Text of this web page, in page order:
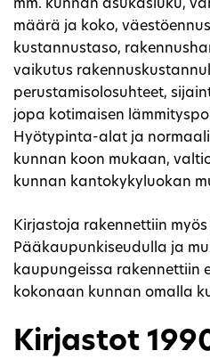
mm. kunnan asukasluku,
määrä ja koko,
kustannustaso,
vaikutus
perustamisolosuhteet,
jopa kotimaisen
Hyötypinta-alat ja
kunnan koon mukaan,
kunnan kantokykyluokan
Kirjastoja rakennettiin
Pääkaupunkiseudulla ja
kaupungeissa rakennettiin
kokonaan kunnan omalla
Kirjastot